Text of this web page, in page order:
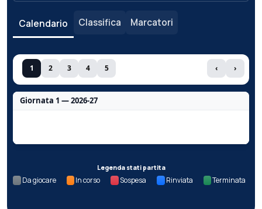
Calendario Classifica Marcatori
1 2 3 4 5 ‹ ›
Giornata 1 — 2026-27
Legenda stati partita
Da giocare In corso Sospesa Rinviata Terminata